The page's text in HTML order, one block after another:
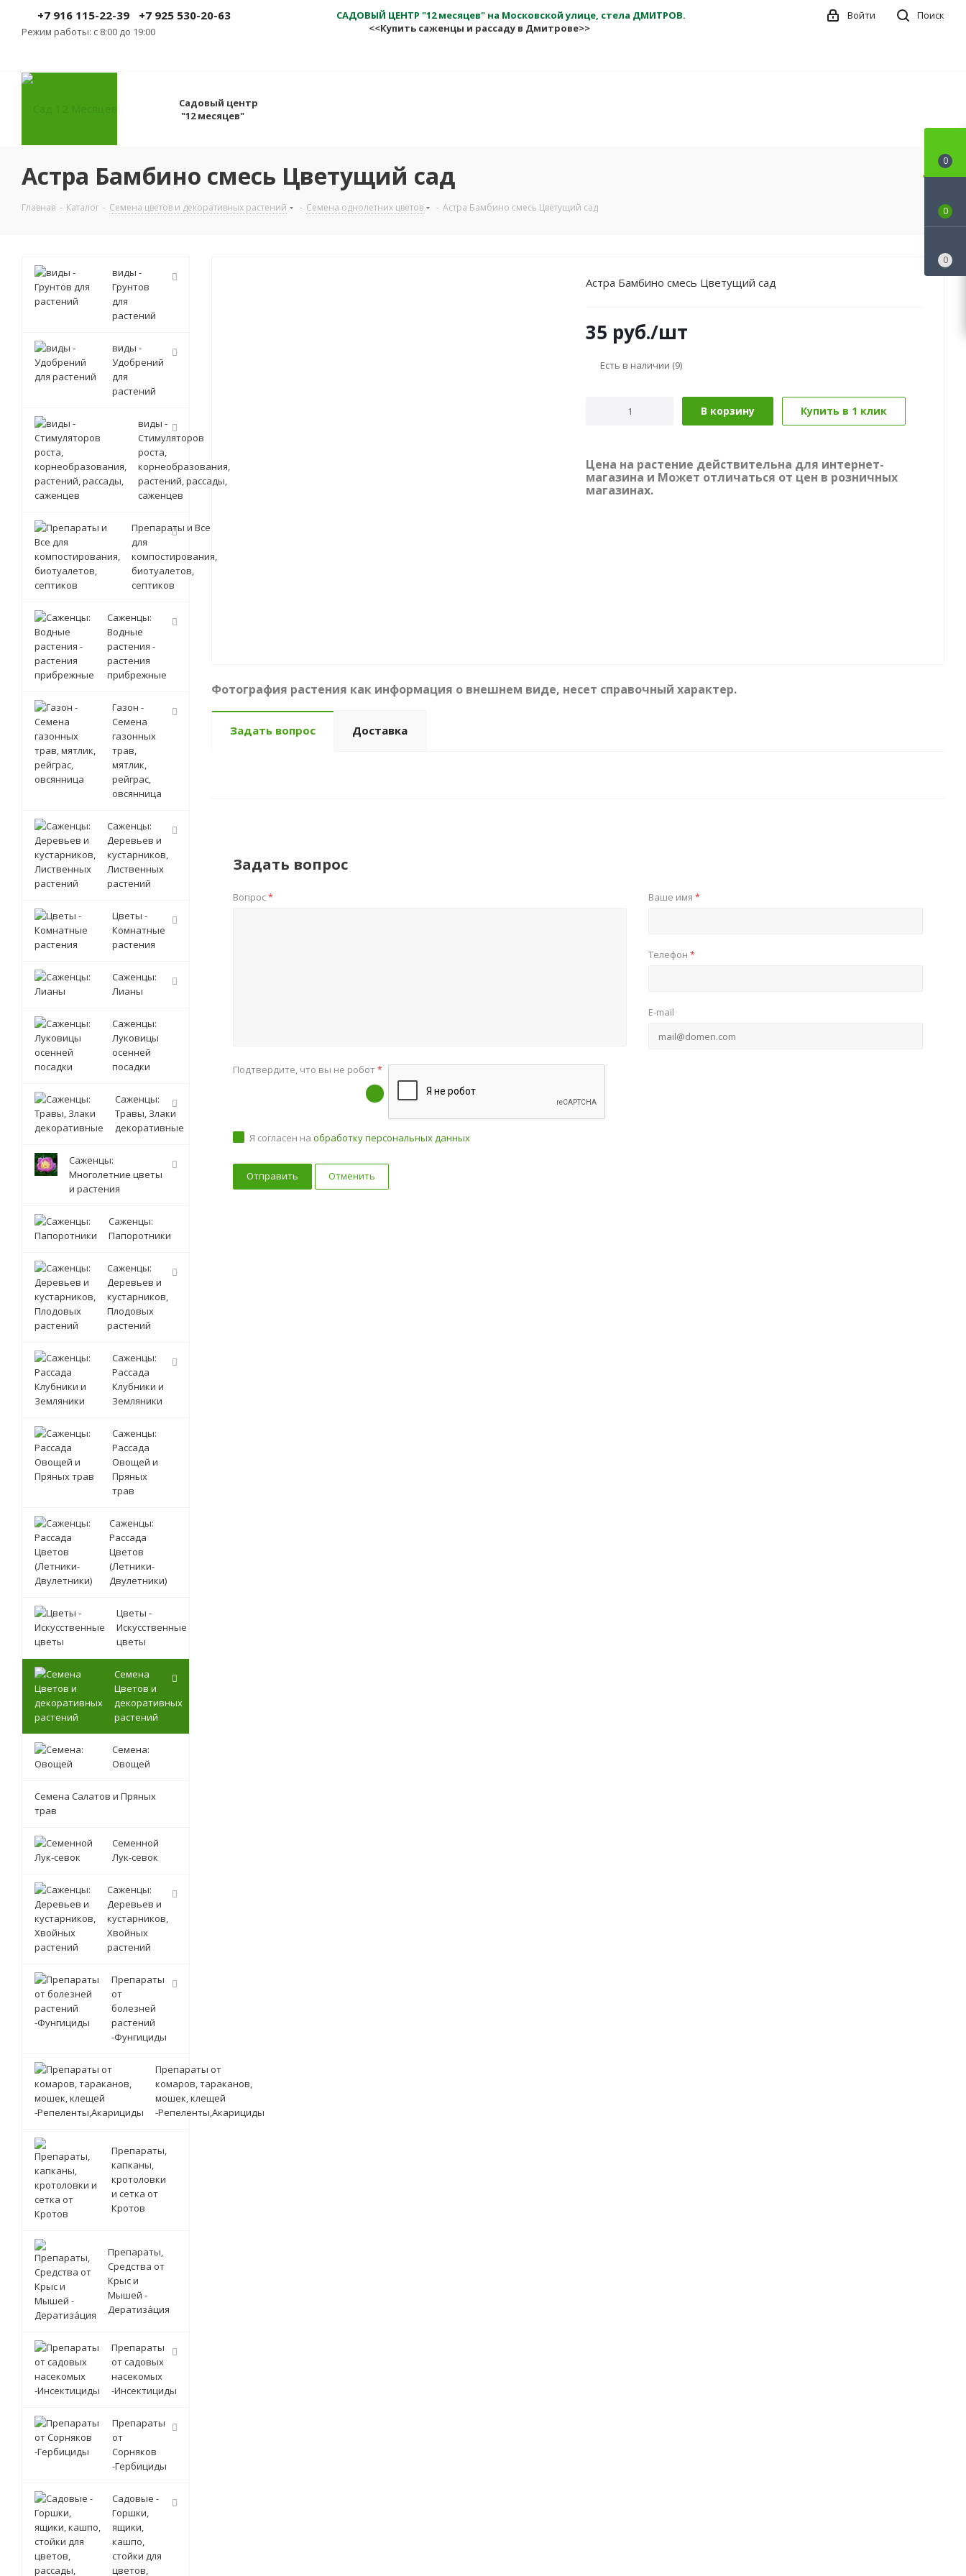
+7 916 115-22-39 +7 925 530-20-63
Режим работы: с 8:00 до 19:00
САДОВЫЙ ЦЕНТР "12 месяцев" на Московской улице, стела ДМИТРОВ.
<<Купить саженцы и рассаду в Дмитрове>>
Поиск
Войти
Садовый центр
"12 месяцев"
Астра Бамбино смесь Цветущий сад
Главная - Каталог - Семена цветов и декоративных растений - Семена однолетних цветов - Астра Бамбино смесь Цветущий сад
Астра Бамбино смесь Цветущий сад
35 руб./шт
Есть в наличии (9)
В корзину Купить в 1 клик
Цена на растение действительна для интернет-
магазина и Может отличаться от цен в розничных
магазинах.
Фотография растения как информация о внешнем виде, несет справочный характер.
Задать вопрос Доставка
Задать вопрос
Вопрос* Ваше имя *
Телефон *
E-mail
Подтвердите, что вы не робот*
Я согласен на обработку персональных данных
Отменить
виды -
Грунтов
для
растений
виды -
Удобрений
для
растений
виды -
Стимуляторов
роста,
корнеобразования,
растений, рассады,
саженцев
Препараты и Все
для
компостирования,
биотуалетов,
септиков
Саженцы:
Водные
растения -
растения
прибрежные
Газон -
Семена
газонных
трав,
мятлик,
рейграс,
овсянница
Саженцы:
Деревьев и
кустарников,
Лиственных
растений
Цветы -
Комнатные
растения
Саженцы:
Лианы
Саженцы:
Луковицы
осенней
посадки
Саженцы:
Травы, Злаки
декоративные
Саженцы:
Многолетние цветы
и растения
Саженцы:
Папоротники
Саженцы:
Деревьев и
кустарников,
Плодовых
растений
Саженцы:
Рассада
Клубники и
Земляники
Саженцы:
Рассада
Овощей и
Пряных
трав
Саженцы:
Рассада
Цветов
(Летники-
Двулетники)
Цветы -
Искусственные
цветы
Семена
Цветов и
декоративных
растений
Семена:
Овощей
Семена Салатов и Пряных
трав
Семенной
Лук-севок
Саженцы:
Деревьев и
кустарников,
Хвойных
растений
Препараты
от
болезней
растений
-Фунгициды
Препараты от
комаров, тараканов,
мошек, клещей
-Репеленты,Акарициды
Препараты,
капканы,
кротоловки
и сетка от
Кротов
Препараты,
Средства от
Крыс и
Мышей -
Дератиза́ция
Препараты
от садовых
насекомых
-Инсектициды
Препараты
от
Сорняков
-Гербициды
Садовые -
Горшки,
ящики,
кашпо,
стойки для
цветов,
0
0
0